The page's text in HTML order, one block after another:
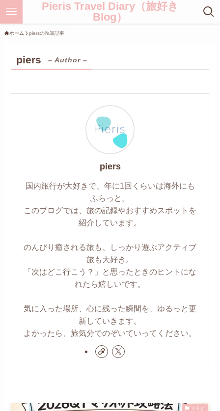
Pieris Travel Diary（旅好き
Blog）
ホーム piersの執筆記事
piers – Author –
piers
国内旅行が大好きで、年に1回くらいは海外にも
ふらっと。
このブログでは、旅の記録やおすすめスポットを
紹介しています。
のんびり癒される旅も、しっかり遊ぶアクティブ
旅も大好き。
「次はどこ行こう？」と思ったときのヒントにな
れたら嬉しいです。
気に入った場所、心に残った瞬間を、ゆるっと更
新していきます。
よかったら、旅気分でのぞいていってください。
ＪＡＬ